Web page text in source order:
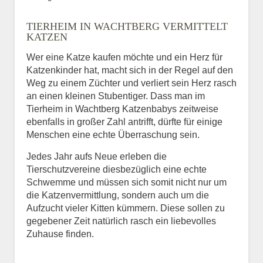
BILD HOCHLADEN
Vermisst seit
Ort des Verschwindens
TIERHEIM IN WACHTBERG VERMITTELT
KATZEN
Wer eine Katze kaufen möchte und ein Herz für
Katzenkinder hat, macht sich in der Regel auf den
Weg zu einem Züchter und verliert sein Herz rasch
an einen kleinen Stubentiger. Dass man im
Tierheim in Wachtberg Katzenbabys zeitweise
ebenfalls in großer Zahl antrifft, dürfte für einige
Menschen eine echte Überraschung sein.
Jedes Jahr aufs Neue erleben die
Tierschutzvereine diesbezüglich eine echte
Schwemme und müssen sich somit nicht nur um
die Katzenvermittlung, sondern auch um die
Aufzucht vieler Kitten kümmern. Diese sollen zu
gegebener Zeit natürlich rasch ein liebevolles
Zuhause finden.